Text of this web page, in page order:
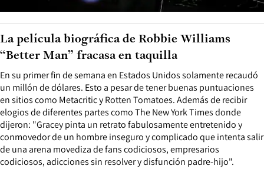
En su primer fin de semana en Estados Unidos solamente recaudó
un millón de dólares. Esto a pesar de tener buenas puntuaciones
en sitios como Metacritic y Rotten Tomatoes. Además de recibir
elogios de diferentes partes como The New York Times donde
dijeron: "Gracey pinta un retrato fabulosamente entretenido y
conmovedor de un hombre inseguro y complicado que intenta salir
de una arena movediza de fans codiciosos, empresarios
codiciosos, adicciones sin resolver y disfunción padre-hijo".
La película biográfica de Robbie Williams
“Better Man” fracasa en taquilla